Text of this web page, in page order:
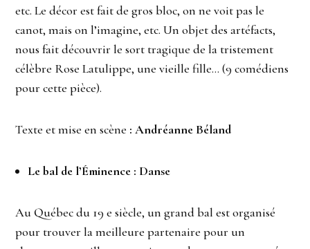
etc. Le décor est fait de gros bloc, on ne voit pas le
canot, mais on l’imagine, etc. Un objet des artéfacts,
nous fait découvrir le sort tragique de la tristement
célèbre Rose Latulippe, une vieille fille… (9 comédiens
pour cette pièce).
Texte et mise en scène : Andréanne Béland
Le bal de l’Éminence : Danse
Au Québec du 19 e siècle, un grand bal est organisé
pour trouver la meilleure partenaire pour un